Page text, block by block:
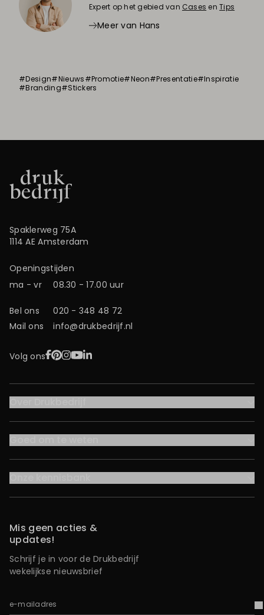
Expert op het gebied van Cases enTips
Meer van Hans
#Design#Nieuws#Promotie#Neon#Presentatie#Inspiratie
#Branding#Stickers
Spaklerweg 75A
1114 AE Amsterdam
Openingstijden
ma - vr
08.30 - 17.00 uur
Bel ons
020 - 348 48 72
Mail ons
info@drukbedrijf.nl
Volg onsFacebook
Pinterest
Instagram
YouTube
LinkedIn
Mis geen acties &
updates!
Schrijf je in voor de Drukbedrijf
wekelijkse nieuwsbrief
e-mailadres